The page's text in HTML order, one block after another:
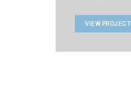
VIEW PROJECT